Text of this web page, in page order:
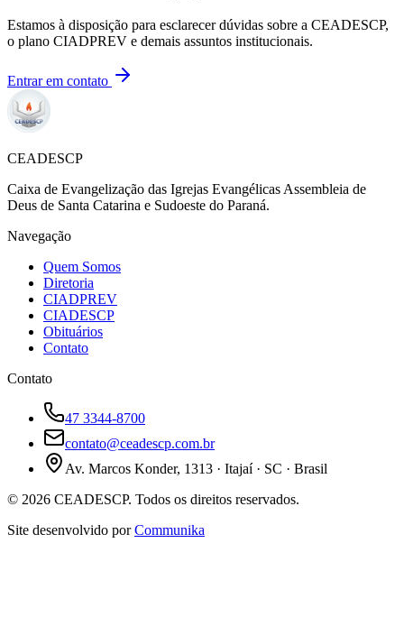
Estamos à disposição para esclarecer dúvidas sobre a CEADESCP,
o plano CIADPREV e demais assuntos institucionais.
Entrar em contato
CEADESCP
Caixa de Evangelização das Igrejas Evangélicas Assembleia de
Deus de Santa Catarina e Sudoeste do Paraná.
Navegação
Quem Somos
Diretoria
CIADPREV
CIADESCP
Obituários
Contato
Contato
47 3344-8700
contato@ceadescp.com.br
Av. Marcos Konder, 1313 · Itajaí · SC · Brasil
© 2026 CEADESCP. Todos os direitos reservados.
Site desenvolvido por Communika